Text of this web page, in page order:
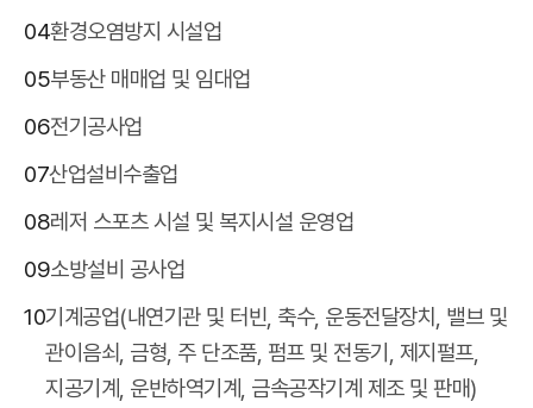
04환경오염방지 시설업
05부동산 매매업 및 임대업
06전기공사업
07산업설비수출업
08레저 스포츠 시설 및 복지시설 운영업
09소방설비 공사업
10기계공업(내연기관 및 터빈, 축수, 운동전달장치, 밸브 및
관이음쇠, 금형, 주 단조품, 펌프 및 전동기, 제지펄프,
지공기계, 운반하역기계, 금속공작기계 제조 및 판매)